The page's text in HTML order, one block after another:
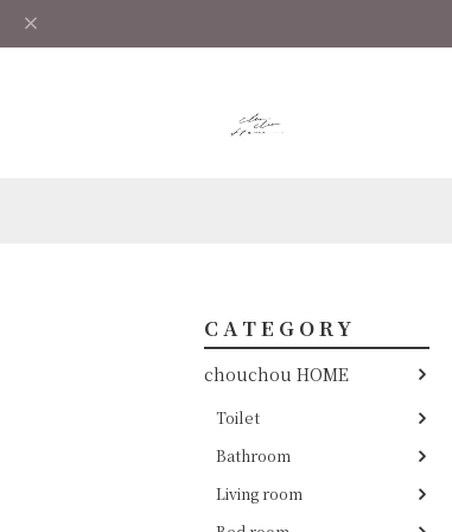
CATEGORY
chouchou HOME
Toilet
Bathroom
Living room